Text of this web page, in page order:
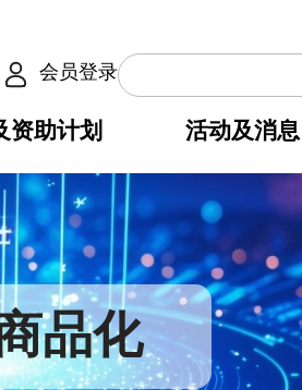
会员登录
资助计划 活动及消息
品化